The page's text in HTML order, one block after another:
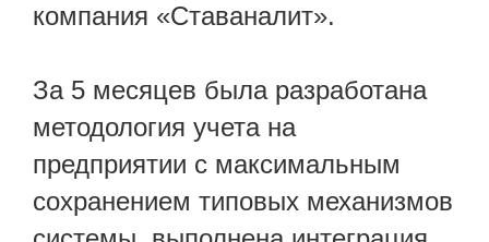
компания «Ставаналит».
За 5 месяцев была разработана
методология учета на
предприятии с максимальным
сохранением типовых механизмов